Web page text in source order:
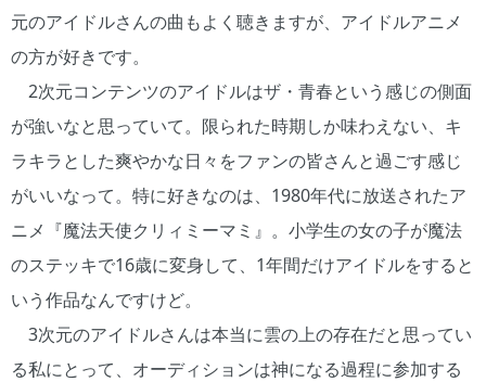
元のアイドルさんの曲もよく聴きますが、アイドルアニメ
の方が好きです。
2次元コンテンツのアイドルはザ・青春という感じの側面
が強いなと思っていて。限られた時期しか味わえない、キ
ラキラとした爽やかな日々をファンの皆さんと過ごす感じ
がいいなって。特に好きなのは、1980年代に放送されたア
ニメ『魔法天使クリィミーマミ』。小学生の女の子が魔法
のステッキで16歳に変身して、1年間だけアイドルをすると
いう作品なんですけど。
3次元のアイドルさんは本当に雲の上の存在だと思ってい
る私にとって、オーディションは神になる過程に参加する